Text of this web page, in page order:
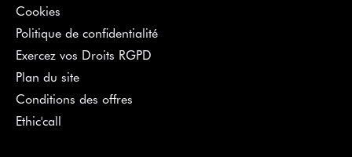
Cookies
Politique de confidentialité
Exercez vos Droits RGPD
Plan du site
Conditions des offres
Ethic'call